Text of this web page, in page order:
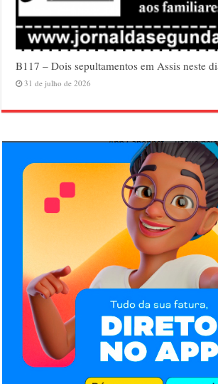
B117 – Dois sepultamentos em Assis neste
31 de julho de 2026